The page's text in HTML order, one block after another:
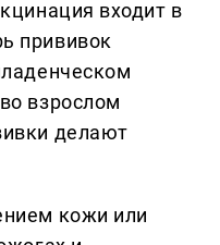
входит в
прививок
взрослом
делают
кожи или